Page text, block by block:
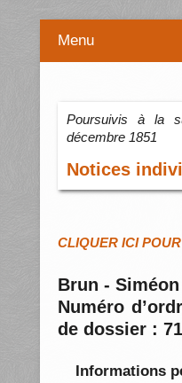
Menu
Poursuivis à la
décembre 1851
Notices
CLIQUER ICI
Brun - Siméon
Numéro
de dossier :
Informations